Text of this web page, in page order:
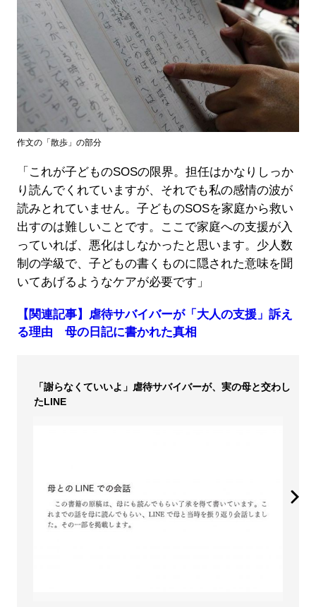
作文の「散歩」の部分
「これが子どものSOSの限界。担任はかなりしっか
り読んでくれていますが、それでも私の感情の波が
読みとれていません。子どものSOSを家庭から救い
出すのは難しいことです。ここで家庭への支援が入
っていれば、悪化はしなかったと思います。少人数
制の学級で、子どもの書くものに隠された意味を聞
いてあげるようなケアが必要です」
【関連記事】虐待サバイバーが「大人の支援」訴え
る理由 母の日記に書かれた真相
「謝らなくていいよ」虐待サバイバーが、実の母と交わし
たLINE